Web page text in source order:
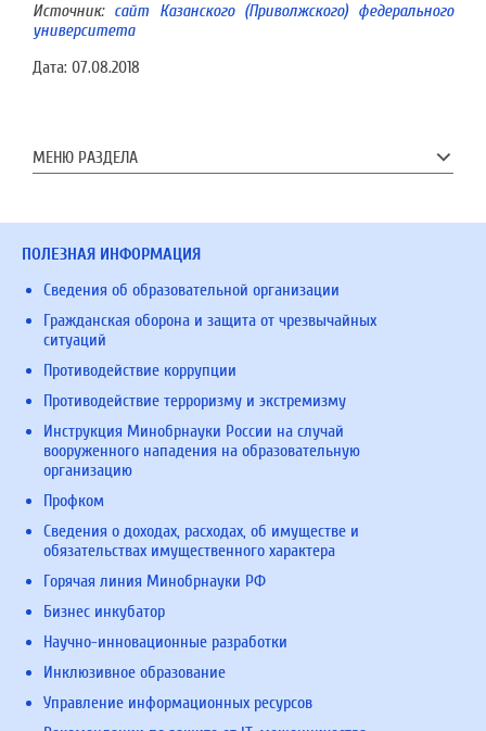
Источник: сайт Казанского (Приволжского) федерального
университета
Дата: 07.08.2018
МЕНЮ РАЗДЕЛА
ПОЛЕЗНАЯ ИНФОРМАЦИЯ
Сведения об образовательной организации
Гражданская оборона и защита от чрезвычайных
ситуаций
Противодействие коррупции
Противодействие терроризму и экстремизму
Инструкция Минобрнауки России на случай
вооруженного нападения на образовательную
организацию
Профком
Сведения о доходах, расходах, об имуществе и
обязательствах имущественного характера
Горячая линия Минобрнауки РФ
Бизнес инкубатор
Научно-инновационные разработки
Инклюзивное образование
Управление информационных ресурсов